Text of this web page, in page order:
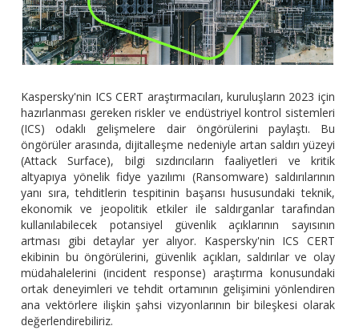
Kaspersky'nin ICS CERT araştırmacıları, kuruluşların 2023 için
hazırlanması gereken riskler ve endüstriyel kontrol sistemleri
(ICS) odaklı gelişmelere dair öngörülerini paylaştı. Bu
öngörüler arasında, dijitalleşme nedeniyle artan saldırı yüzeyi
(Attack Surface), bilgi sızdırıcıların faaliyetleri ve kritik
altyapıya yönelik fidye yazılımı (Ransomware) saldırılarının
yanı sıra, tehditlerin tespitinin başarısı hususundaki teknik,
ekonomik ve jeopolitik etkiler ile saldırganlar tarafından
kullanılabilecek potansiyel güvenlik açıklarının sayısının
artması gibi detaylar yer alıyor. Kaspersky'nin ICS CERT
ekibinin bu öngörülerini, güvenlik açıkları, saldırılar ve olay
müdahalelerini (incident response) araştırma konusundaki
ortak deneyimleri ve tehdit ortamının gelişimini yönlendiren
ana vektörlere ilişkin şahsi vizyonlarının bir bileşkesi olarak
değerlendirebiliriz.